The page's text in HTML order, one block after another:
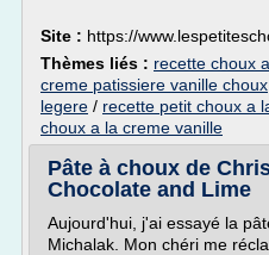
Site : https://
Thèmes liés : recette choux
creme patissiere vanille choux
legere / recette petit choux a
choux a la creme vanille
Pâte à choux de
Chocolate and Lime
Aujourd'hui, j'ai essayé la
Michalak. Mon chéri me